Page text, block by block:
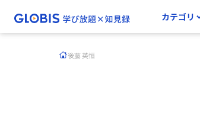
カテゴリ
後藤 英恒